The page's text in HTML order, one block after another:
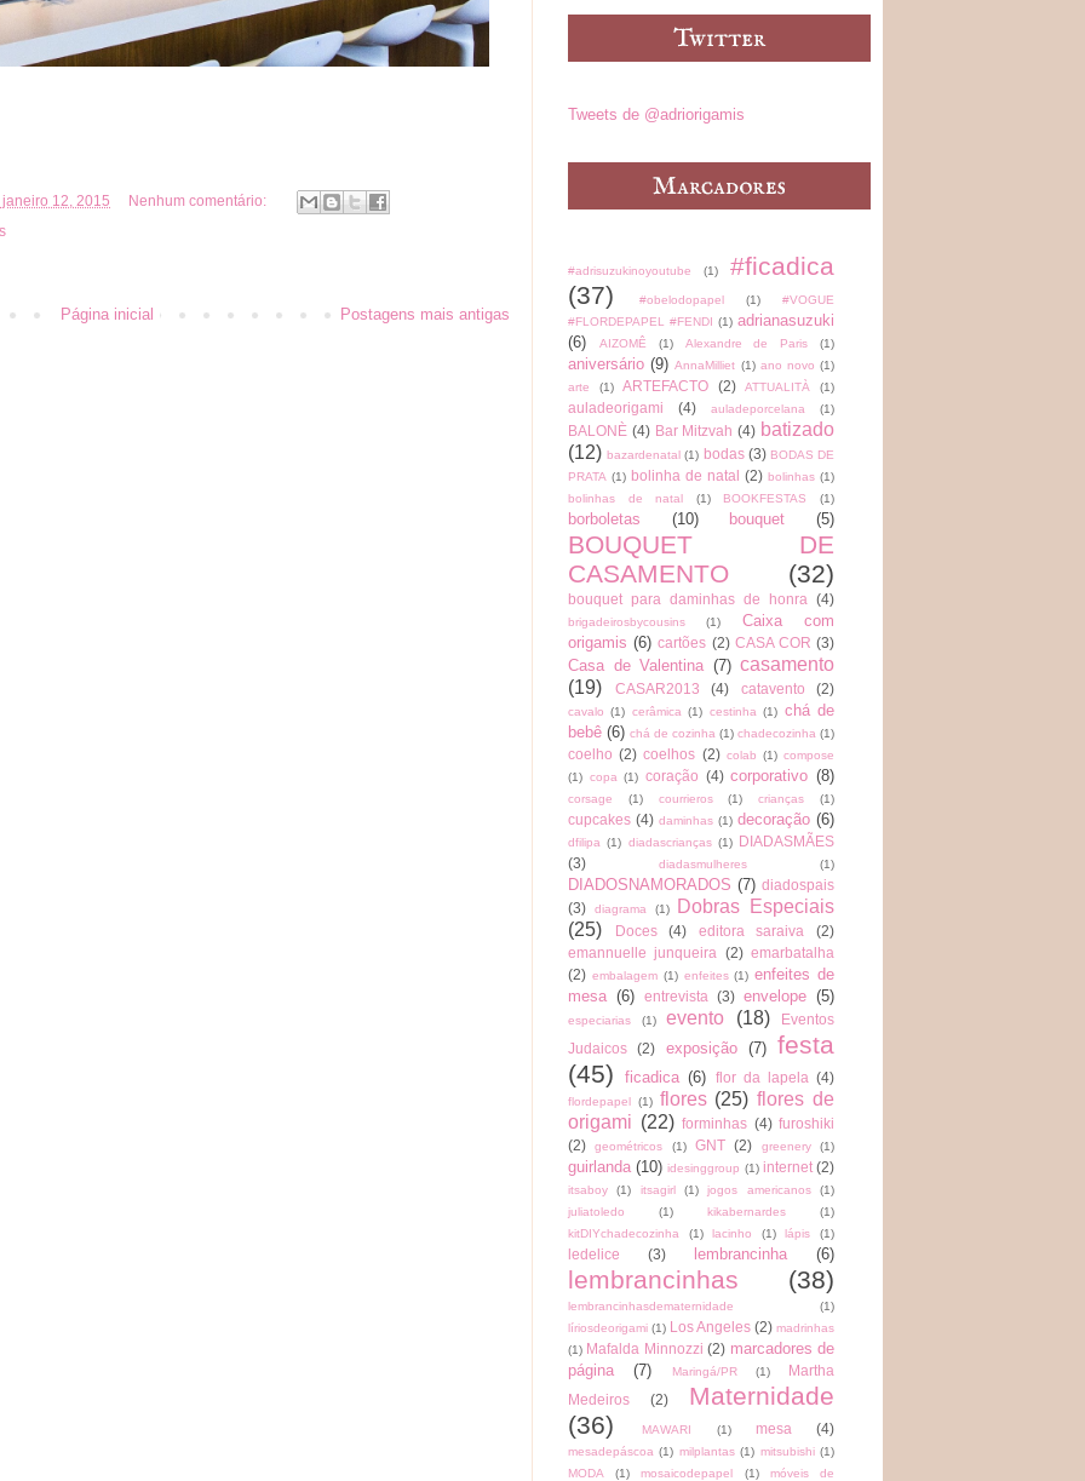
12, 2015
Nenhum comentário:
Postagens mais antigas
Página inicial
Tweets de @adriorigamis
#adrisuzukinoyoutube (1)
#ficadica
(37)
#obelodopapel (1)
#VOGUE
#FLORDEPAPEL #FENDI (1) adrianasuzuki
(6)
AIZOMÊ (1) Alexandre de Paris (1)
aniversário (9) AnnaMilliet (1) ano novo (1)
arte
(1) ARTEFACTO (2) ATTUALITÀ (1)
auladeorigami (4) auladeporcelana (1)
BALONÈ (4) Bar Mitzvah (4) batizado
(12) bazardenatal (1) bodas (3) BODAS DE
PRATA (1) bolinha de natal (2) bolinhas (1)
bolinhas de natal
(1) BOOKFESTAS (1)
borboletas (10) bouquet (5)
BOUQUET DE
CASAMENTO
(32)
bouquet para daminhas de honra (4)
brigadeirosbycousins (1)
Caixa com
origamis (6) cartões (2) CASA COR (3)
Casa de Valentina (7) casamento
(19)
CASAR2013 (4) catavento (2)
cavalo (1) cerâmica (1) cestinha (1) chá de
bebê (6) chá de cozinha (1) chadecozinha (1)
coelho (2) coelhos (2) colab (1) compose
(1) copa (1) coração (4) corporativo (8)
corsage (1) courrieros (1) crianças (1)
cupcakes (4) daminhas (1) decoração (6)
dfilipa (1) diadascrianças (1) DIADASMÃES
(3)
diadasmulheres (1)
DIADOSNAMORADOS (7) diadospais
(3)
diagrama (1)
Dobras Especiais
(25)
Doces (4) editora saraiva
(2)
emannuelle junqueira
(2) emarbatalha
(2) embalagem (1) enfeites (1) enfeites de
mesa (6) entrevista (3) envelope (5)
especiarias (1) evento (18)
Eventos
Judaicos
(2) exposição (7)
festa
(45)
ficadica (6) flor da lapela (4)
flordepapel (1) flores (25) flores de
origami (22) forminhas (4) furoshiki
(2)
geométricos (1) GNT (2) greenery (1)
guirlanda (10) idesinggroup (1) internet (2)
itsaboy (1) itsagirl (1) jogos americanos
(1)
juliatoledo
(1) kikabernardes
(1)
kitDIYchadecozinha
(1) lacinho (1) lápis (1)
ledelice (3) lembrancinha (6)
lembrancinhas (38)
lembrancinhasdematernidade
(1)
líriosdeorigami (1) Los Angeles (2) madrinhas
(1) Mafalda Minnozzi (2) marcadores de
página
(7) Maringá/PR (1)
Martha
Medeiros
(2)
Maternidade
(36)
MAWARI (1) mesa (4)
mesadepáscoa (1) milplantas (1) mitsubishi (1)
MODA
(1) mosaicodepapel (1) móveis de